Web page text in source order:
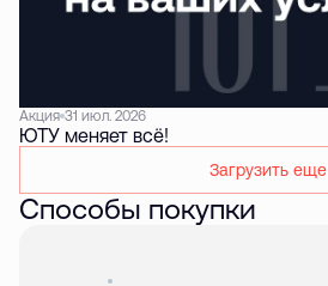
Акция 31 июл. 2026
ЮТУ меняет всё!
Загрузить еще
Способы покупки